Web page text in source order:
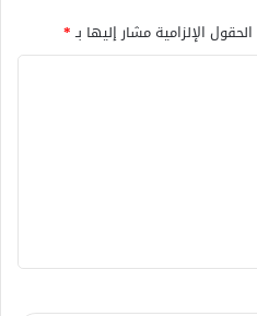
الحقول الإلزامية مشار إليها بـ*